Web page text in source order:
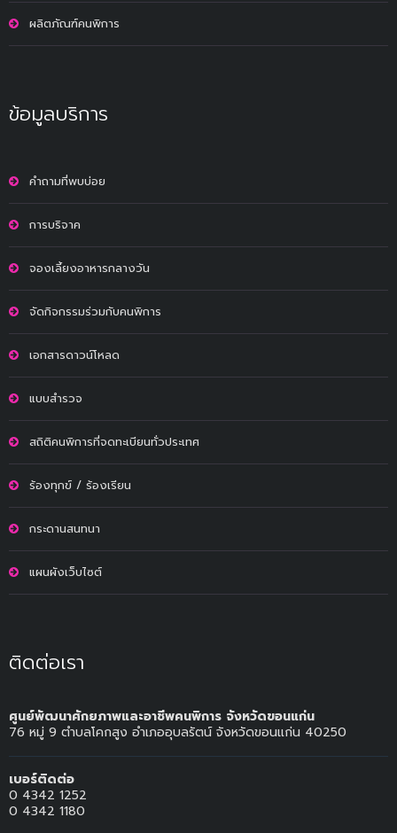
ผลิตภัณฑ์คนพิการ
ข้อมูลบริการ
คำถามที่พบบ่อย
การบริจาค
จองเลี้ยงอาหารกลางวัน
จัดกิจกรรมร่วมกับคนพิการ
เอกสารดาวน์โหลด
แบบสำรวจ
สถิติคนพิการที่จดทะเบียนทั่วประเทศ
ร้องทุกข์ / ร้องเรียน
กระดานสนทนา
แผนผังเว็บไซต์
ติดต่อเรา
ศูนย์พัฒนาศักยภาพและอาชีพคนพิการ จังหวัดขอนแก่น
76 หมู่ 9 ตำบลโคกสูง อำเภออุบลรัตน์ จังหวัดขอนแก่น 40250
เบอร์ติดต่อ
0 4342 1252
0 4342 1180